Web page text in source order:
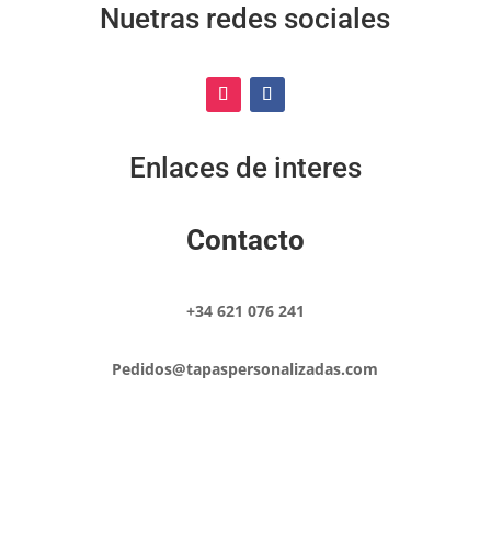
Nuetras redes sociales
Enlaces de interes
Contacto
+34 621 076 241
Pedidos@tapaspersonalizadas.com